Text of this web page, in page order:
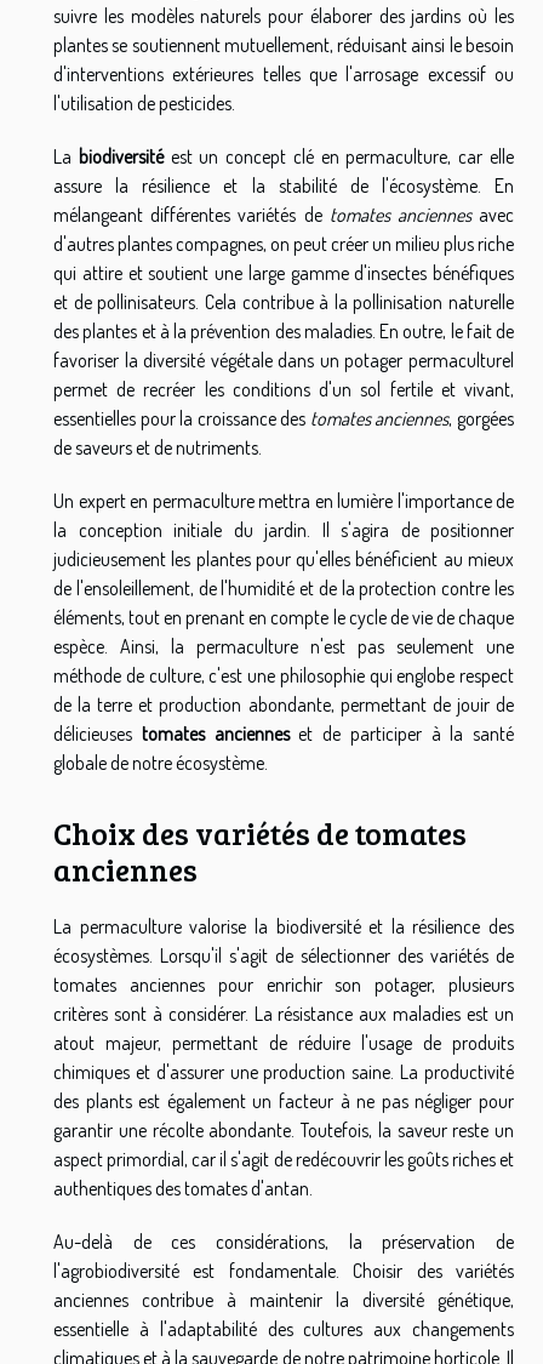
suivre les modèles naturels pour élaborer des jardins où les
plantes se soutiennent mutuellement, réduisant ainsi le besoin
d'interventions extérieures telles que l'arrosage excessif ou
l'utilisation de pesticides.
La biodiversitéest un concept clé en permaculture, car elle
assure la résilience et la stabilité de l'écosystème. En
mélangeant différentes variétés de tomates anciennesavec
d'autres plantes compagnes, on peut créer un milieu plus riche
qui attire et soutient une large gamme d'insectes bénéfiques
et de pollinisateurs. Cela contribue à la pollinisation naturelle
des plantes et à la prévention des maladies. En outre, le fait de
favoriser la diversité végétale dans un potager permaculturel
permet de recréer les conditions d'un sol fertile et vivant,
essentielles pour la croissance des tomates anciennes, gorgées
de saveurs et de nutriments.
Un expert en permaculture mettra en lumière l'importance de
la conception initiale du jardin. Il s'agira de positionner
judicieusement les plantes pour qu'elles bénéficient au mieux
de l'ensoleillement, de l'humidité et de la protection contre les
éléments, tout en prenant en compte le cycle de vie de chaque
espèce. Ainsi, la permaculture n'est pas seulement une
méthode de culture, c'est une philosophie qui englobe respect
de la terre et production abondante, permettant de jouir de
délicieuses tomates ancienneset de participer à la santé
globale de notre écosystème.
Choix des variétés de tomates
anciennes
La permaculture valorise la biodiversité et la résilience des
écosystèmes. Lorsqu'il s'agit de sélectionner des variétés de
tomates anciennes pour enrichir son potager, plusieurs
critères sont à considérer. La résistance aux maladies est un
atout majeur, permettant de réduire l'usage de produits
chimiques et d'assurer une production saine. La productivité
des plants est également un facteur à ne pas négliger pour
garantir une récolte abondante. Toutefois, la saveur reste un
aspect primordial, car il s'agit de redécouvrir les goûts riches et
authentiques des tomates d'antan.
Au-delà de ces considérations, la préservation de
l'agrobiodiversité est fondamentale. Choisir des variétés
anciennes contribue à maintenir la diversité génétique,
essentielle à l'adaptabilité des cultures aux changements
climatiques et à la sauvegarde de notre patrimoine horticole. Il